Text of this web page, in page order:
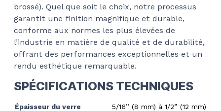
brossé). Quel que soit le choix, notre processus
garantit une finition magnifique et durable,
conforme aux normes les plus élevées de
l’industrie en matière de qualité et de durabilité,
offrant des performances exceptionnelles et un
rendu esthétique remarquable.
SPÉCIFICATIONS TECHNIQUES
Épaisseur du verre
5/16” (8 mm) à 1/2” (12 mm)